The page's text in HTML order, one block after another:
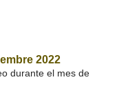
2022
durante el mes de